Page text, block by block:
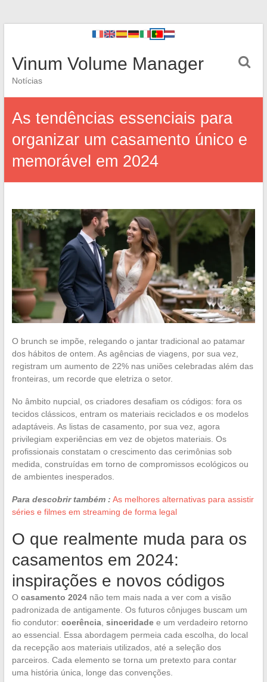
Vinum Volume Manager
Notícias
As tendências essenciais para
organizar um casamento único e
memorável em 2024
O brunch se impõe, relegando o jantar tradicional ao patamar
dos hábitos de ontem. As agências de viagens, por sua vez,
registram um aumento de 22% nas uniões celebradas além das
fronteiras, um recorde que eletriza o setor.
No âmbito nupcial, os criadores desafiam os códigos: fora os
tecidos clássicos, entram os materiais reciclados e os modelos
adaptáveis. As listas de casamento, por sua vez, agora
privilegiam experiências em vez de objetos materiais. Os
profissionais constatam o crescimento das cerimônias sob
medida, construídas em torno de compromissos ecológicos ou
de ambientes inesperados.
Para descobrir também : As melhores alternativas para assistir
séries e filmes em streaming de forma legal
O que realmente muda para os
casamentos em 2024:
inspirações e novos códigos
O casamento 2024não tem mais nada a ver com a visão
padronizada de antigamente. Os futuros cônjuges buscam um
fio condutor: coerência, sinceridadee um verdadeiro retorno
ao essencial. Essa abordagem permeia cada escolha, do local
da recepção aos materiais utilizados, até a seleção dos
parceiros. Cada elemento se torna um pretexto para contar
uma história única, longe das convenções.